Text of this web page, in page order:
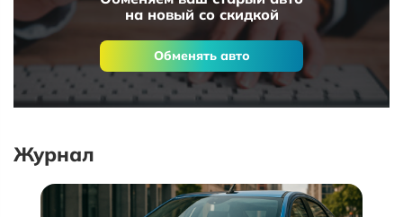
на новый со скидкой
Обменять авто
Журнал